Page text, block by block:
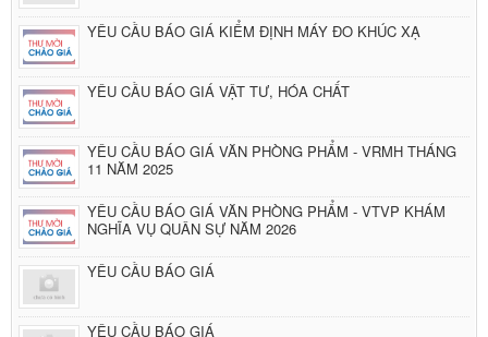
YÊU CẦU BÁO GIÁ KIỂM ĐỊNH MÁY ĐO KHÚC XẠ
YÊU CẦU BÁO GIÁ VẬT TƯ, HÓA CHẤT
YÊU CẦU BÁO GIÁ VĂN PHÒNG PHẨM - VRMH THÁNG
11 NĂM 2025
YÊU CẦU BÁO GIÁ VĂN PHÒNG PHẨM - VTVP KHÁM
NGHĨA VỤ QUÂN SỰ NĂM 2026
YÊU CẦU BÁO GIÁ
YÊU CẦU BÁO GIÁ